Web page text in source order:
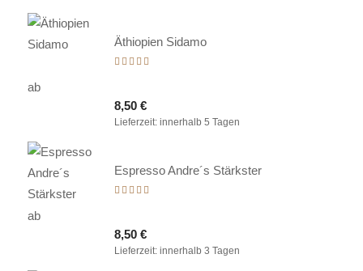
Äthiopien Sidamo
von 5
ab
8,50 €
Lieferzeit: innerhalb 5 Tagen
Espresso Andre´s Stärkster
von 5
ab
8,50 €
Lieferzeit: innerhalb 3 Tagen